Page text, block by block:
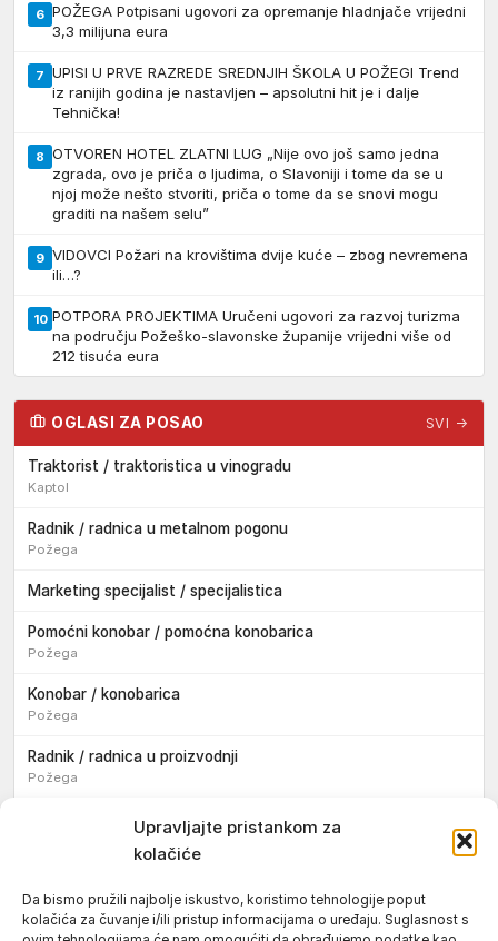
Upravljajte pristankom za
kolačiće
Da bismo pružili najbolje iskustvo, koristimo tehnologije poput
kolačića za čuvanje i/ili pristup informacijama o uređaju. Suglasnost s
6 POŽEGA Potpisani ugovori za opremanje hladnjače vrijedni
3,3 milijuna eura
7 UPISI U PRVE RAZREDE SREDNJIH ŠKOLA U POŽEGI Trend
iz ranijih godina je nastavljen – apsolutni hit je i dalje
Tehnička!
8 OTVOREN HOTEL ZLATNI LUG „Nije ovo još samo jedna
zgrada, ovo je priča o ljudima, o Slavoniji i tome da se u
njoj može nešto stvoriti, priča o tome da se snovi mogu
graditi na našem selu”
9 VIDOVCI Požari na krovištima dvije kuće – zbog nevremena
ili…?
10 POTPORA PROJEKTIMA Uručeni ugovori za razvoj turizma
na području Požeško-slavonske županije vrijedni više od
212 tisuća eura
OGLASI ZA POSAO SVI →
Traktorist / traktoristica u vinogradu
Kaptol
Radnik / radnica u metalnom pogonu
Požega
Marketing specijalist / specijalistica
Pomoćni konobar / pomoćna konobarica
Požega
Konobar / konobarica
Požega
Radnik / radnica u proizvodnji
Požega
Sezonski pomoćni radnik / sezonska pomoćna radnica
Pomoćni pekar / pomoćna pekarica
Pekar / pekarica